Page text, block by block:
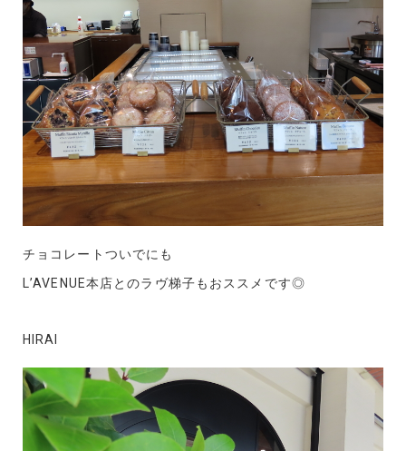
チョコレートついでにも
L’AVENUE本店とのラヴ梯子もおススメです◎
HIRAI